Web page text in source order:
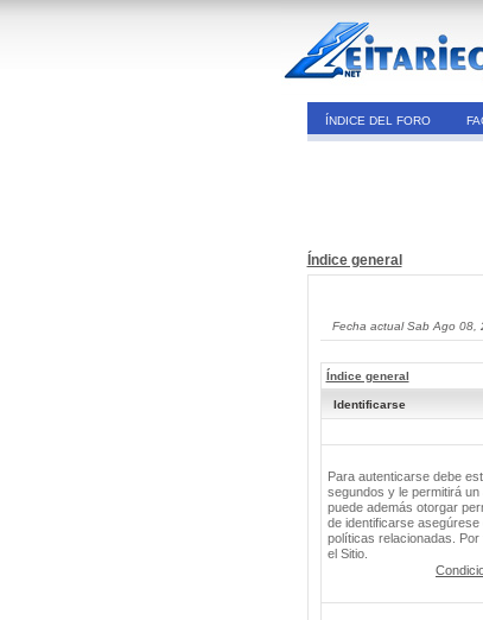
ÍNDICE DEL FORO
Índice general
Fecha actual Sab Ago 08,
Índice general
Identificarse
Para autenticarse debe
segundos y le permitirá
puede además otorgar
de identificarse
políticas relacionadas.
el Sitio.